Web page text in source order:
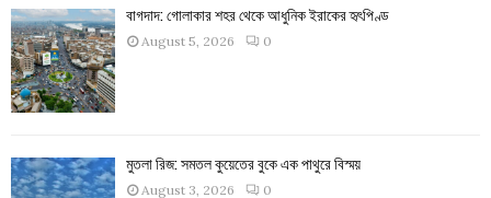
বাগদাদ: গোলাকার শহর থেকে আধুনিক ইরাকের হৃৎপিণ্ড
August 5, 2026 0
মুতলা রিজ: সমতল কুয়েতের বুকে এক পাথুরে বিস্ময়
August 3, 2026 0